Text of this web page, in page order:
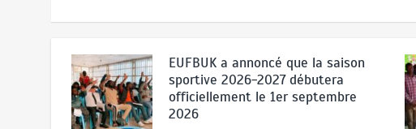
mars 16, 2026
EUFBUK a annoncé que la saison
sportive 2026-2027 débutera
officiellement le 1er septembre
2026